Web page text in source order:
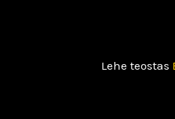
Lehe teostas